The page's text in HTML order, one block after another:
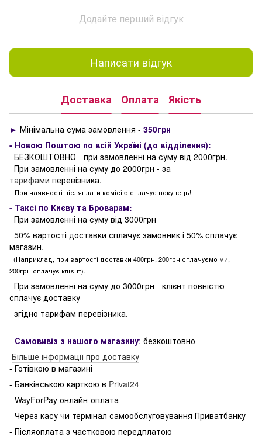
Додайте перший відгук
Написати відгук
Доставка Оплата Якість
► Мінімальна сума замовлення - 350грн
- Новою Поштою по всій Україні (до відділення):
БЕЗКОШТОВНО - при замовленні на суму від 2000грн.
При замовленні на суму до 2000грн - за
тарифами перевізника.
При наявності післяплати комісію сплачує покупець!
- Таксі по Києву та Броварам:
При замовленні на суму від 3000грн
50% вартості доставки сплачує замовник і 50% сплачує
магазин.
(Наприклад, при вартості доставки 400грн, 200грн сплачуємо ми,
200грн сплачує клієнт).
При замовленні на суму до 3000грн - клієнт повністю
сплачує доставку
згідно тарифам перевізника.
- Самовивіз з нашого магазину: безкоштовно
Більше інформації про доставку
- Готівкою в магазині
- Банківською карткою в Privat24
- WayForPay онлайн-оплата
- Через касу чи термінал самообслуговування Приватбанку
- Післяоплата з частковою передплатою